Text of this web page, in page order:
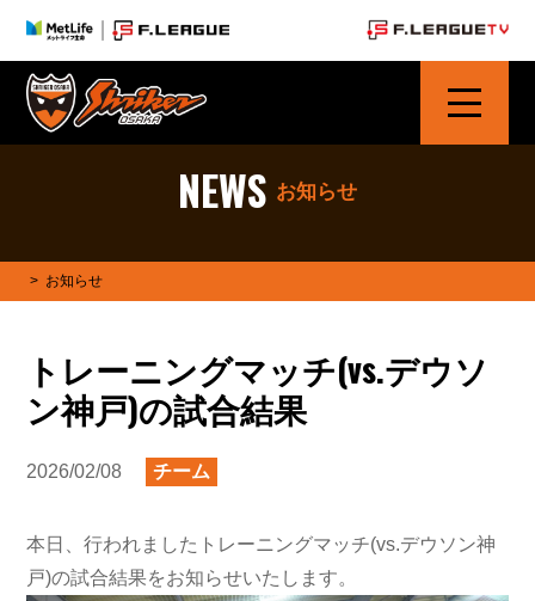
NEWS お知らせ
> お知らせ
トレーニングマッチ(vs.デウソ
ン神戸)の試合結果
2026/02/08 チーム
本日、行われましたトレーニングマッチ(vs.デウソン神
戸)の試合結果をお知らせいたします。